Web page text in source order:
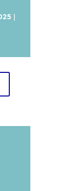
|